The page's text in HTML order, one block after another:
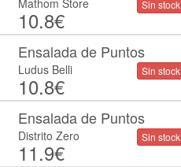
Mathom Store
10.8€
Sin stock
Ensalada de Puntos
Ludus Belli
10.8€
Sin stock
Ensalada de Puntos
Distrito Zero
11.9€
Sin stock